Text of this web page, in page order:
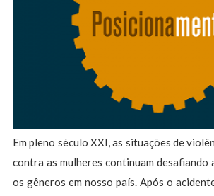
Em pleno século XXI, as situações de
contra as mulheres continuam desafiando
os gêneros em nosso país. Após o